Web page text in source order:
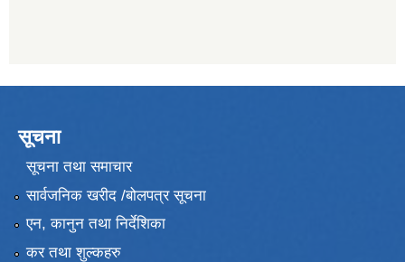
सूचना
सूचना तथा समाचार
सार्वजनिक खरीद /बोलपत्र सूचना
एन, कानुन तथा निर्देशिका
कर तथा शुल्कहरु